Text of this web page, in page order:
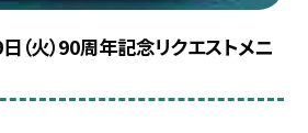
（火）90周年記念リクエストメニ